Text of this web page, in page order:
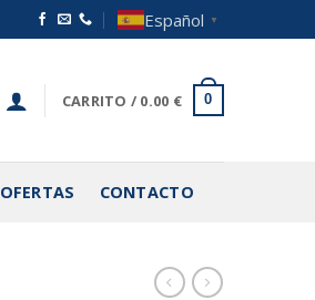
Español ▼
CARRITO / 0.00 € 0
OFERTAS CONTACTO